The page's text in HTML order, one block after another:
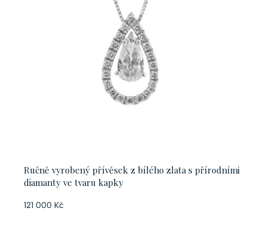
Ručně vyrobený přívěsek z bílého zlata s přírodními
diamanty ve tvaru kapky
121 000 Kč